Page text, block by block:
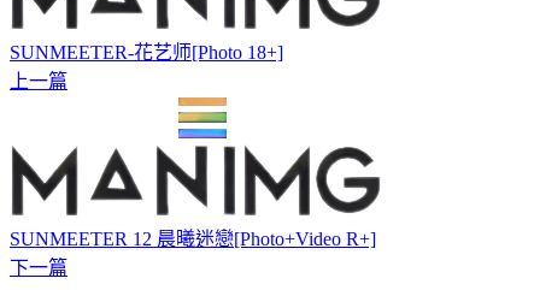
SUNMEETER-花艺师[Photo 18+]
上一篇
SUNMEETER 12 晨曦迷戀[Photo+Video R+]
下一篇